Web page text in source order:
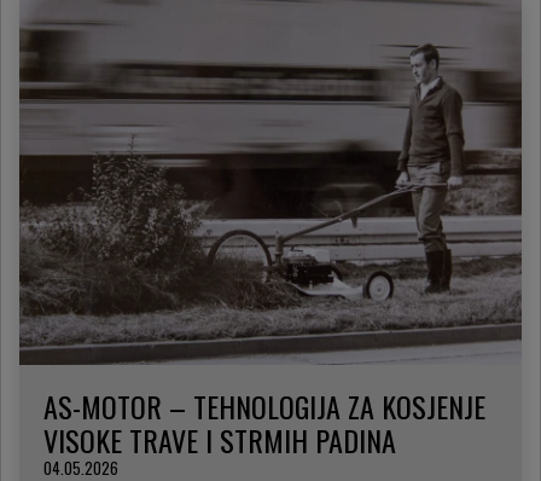
AS-MOTOR – TEHNOLOGIJA ZA KOSJENJE
VISOKE TRAVE I STRMIH PADINA
04.05.2026